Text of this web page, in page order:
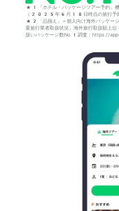
*1「ホテル・パッケージツアー予約」機
（2025年6月18日時点の旅行予約
*2「品揃え」＝個人向け海外パッ
要旅行業者取扱状況」海外旅行取扱額上
扱いパッケージ数No.1調査：